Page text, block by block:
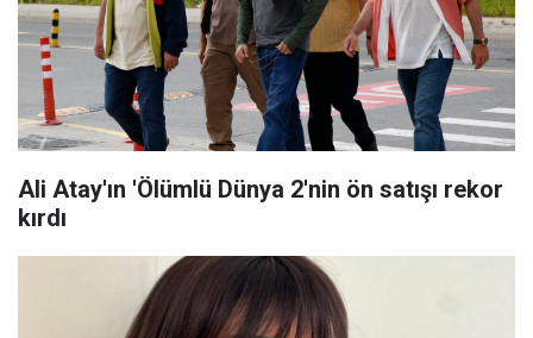
Ali Atay'ın 'Ölümlü Dünya 2'nin ön satışı rekor
kırdı